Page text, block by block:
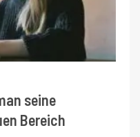
seine
Bereich